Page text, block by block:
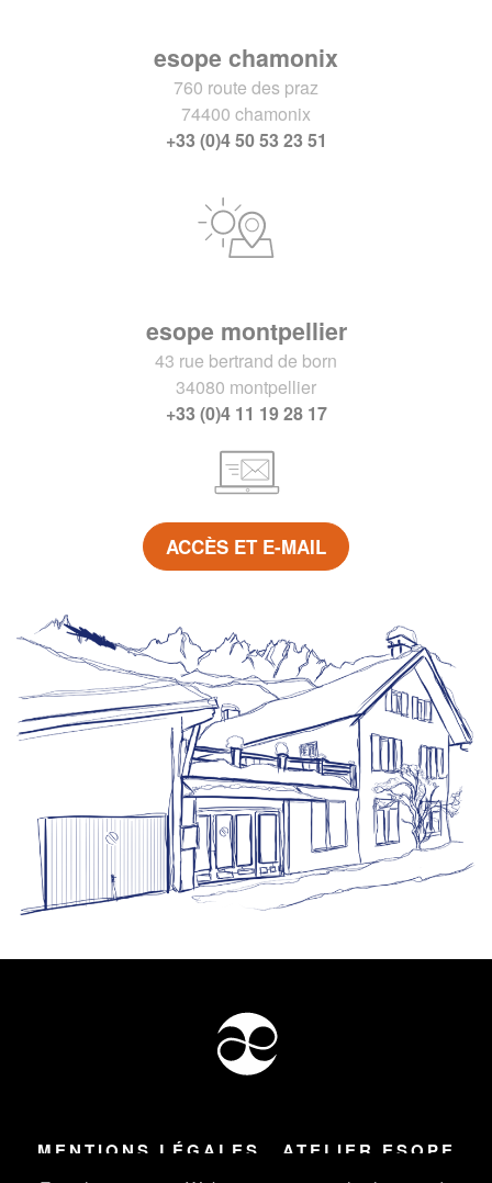
esope chamonix
760 route des praz
74400 chamonix
+33 (0)4 50 53 23 51
esope montpellier
43 rue bertrand de born
34080 montpellier
+33 (0)4 11 19 28 17
ACCÈS ET E-MAIL
MENTIONS LÉGALES ATELIER ESOPE